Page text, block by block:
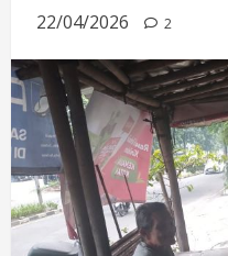
22/04/2026 2